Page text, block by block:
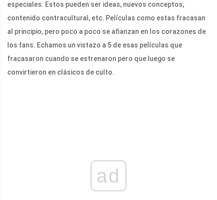
especiales. Estos pueden ser ideas, nuevos conceptos,
contenido contracultural, etc. Películas como estas fracasan
al principio, pero poco a poco se afianzan en los corazones de
los fans. Echamos un vistazo a 5 de esas películas que
fracasaron cuando se estrenaron pero que luego se
convirtieron en clásicos de culto.
ad